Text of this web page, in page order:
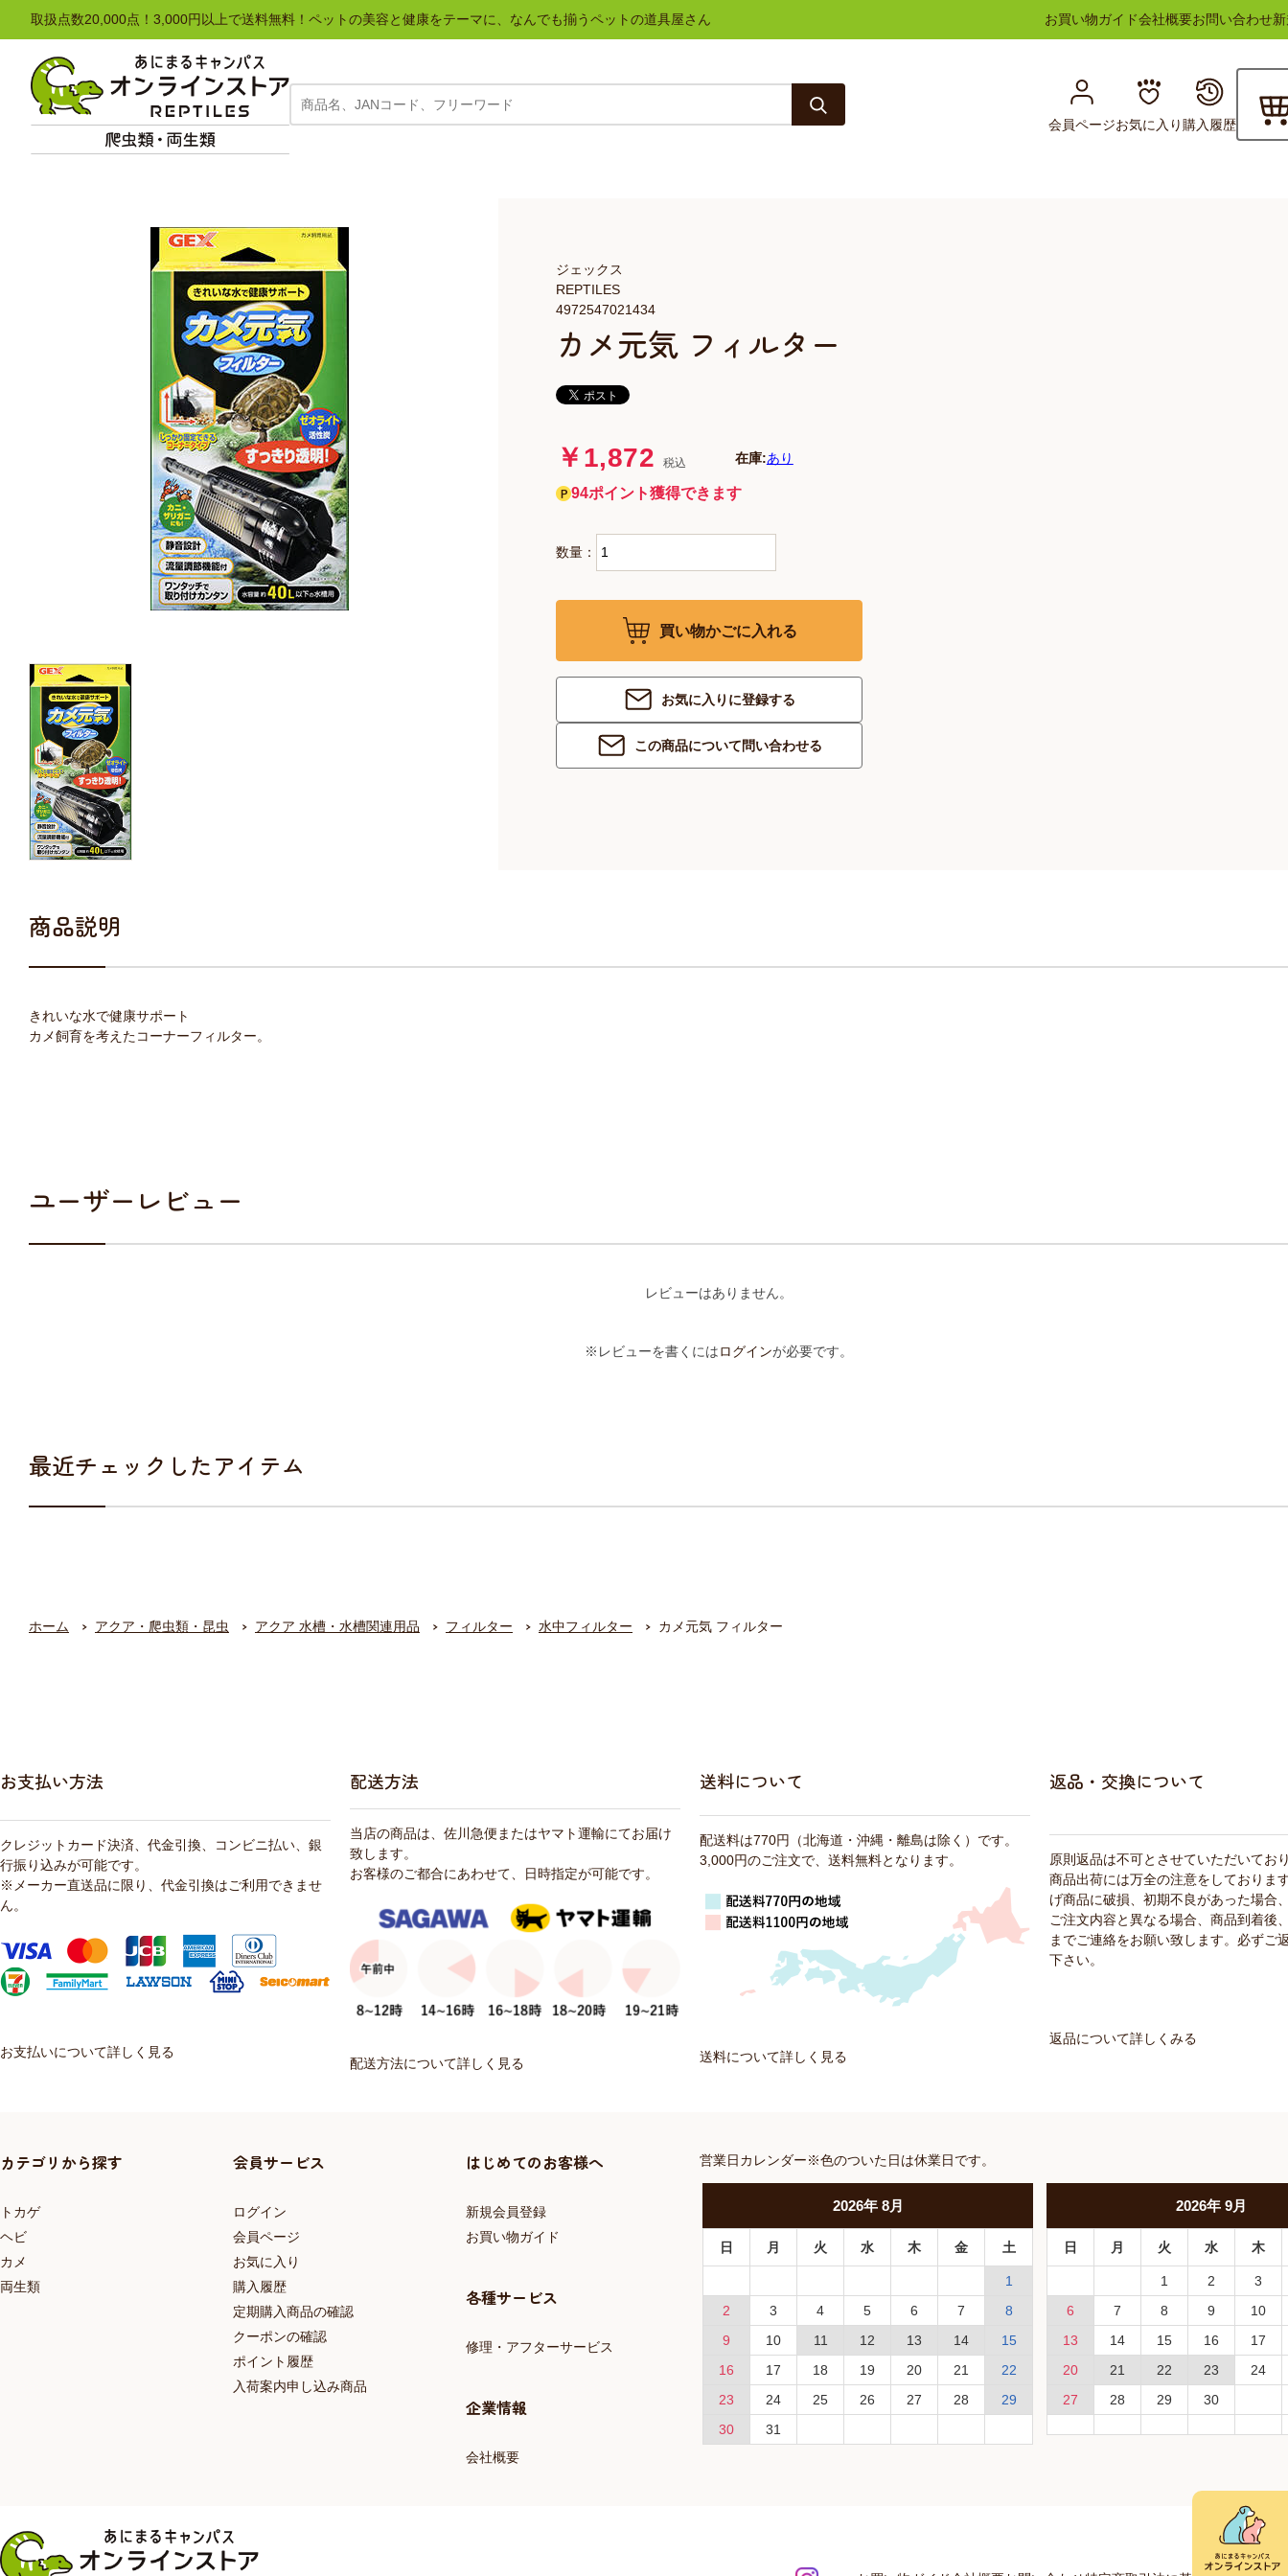
取扱点数20,000点！3,000円以上で送料無料！ペットの美容と健康をテーマに、なんでも揃うペットの道具屋さん お買い物ガイド会社概要お問い合わせ
会員ページお気に入り 購入履歴
カメ元気 フィルター
4972547021434
REPTILES
ジェックス
￥1,872 税込 在庫:あり
94ポイント獲得できます
数量：
買い物かごに入れる
お気に入りに登録する
この商品について問い合わせる
商品説明
きれいな水で健康サポート
カメ飼育を考えたコーナーフィルター。
ユーザーレビュー
レビューはありません。
※レビューを書くにはログインが必要です。
最近チェックしたアイテム
ホーム アクア・爬虫類・昆虫 アクア 水槽・水槽関連用品 フィルター 水中フィルター カメ元気 フィルター
お支払い方法
クレジットカード決済、代金引換、コンビニ払い、銀
行振り込みが可能です。
※メーカー直送品に限り、代金引換はご利用できませ
ん。
お支払いについて詳しく見る
配送方法
当店の商品は、佐川急便またはヤマト運輸にてお届け
致します。
お客様のご都合にあわせて、日時指定が可能です。
配送方法について詳しく見る
送料について
配送料は770円（北海道・沖縄・離島は除く）です。
3,000円のご注文で、送料無料となります。
送料について詳しく見る
返品・交換について
原則返品は不可とさせていただいてお
商品出荷には万全の注意をしておりま
げ商品に破損、初期不良があった場合
ご注文内容と異なる場合、商品到着後
までご連絡をお願い致します。必ずご
下さい。
返品について詳しくみる
カテゴリから探す
トカゲ
ヘビ
カメ
両生類
会員サービス
ログイン
会員ページ
お気に入り
購入履歴
定期購入商品の確認
クーポンの確認
ポイント履歴
入荷案内申し込み商品
はじめてのお客様へ
新規会員登録
お買い物ガイド
各種サービス
修理・アフターサービス
企業情報
会社概要
営業日カレンダー※色のついた日は休業日です。
2026年 8月
日 月 火 水 木 金 土
1
2
3 4 5 6 7
8
9
10 11 12 13 14
15
16
17 18 19 20 21
22
23
24 25 26 27 28
29
30
31
2026年9月
日 月 火 水 木
1 2
3
6
7 8 9
10
13
14 15 16
17
20
21 22 23
24
27
28 29 30